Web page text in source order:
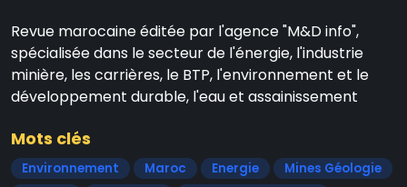
Revue marocaine éditée par l'agence "M&D info",
spécialisée dans le secteur de l'énergie, l'industrie
minière, les carrières, le BTP, l'environnement et le
développement durable, l'eau et assainissement
Mots clés
Environnement Maroc Energie
Mines Géologie